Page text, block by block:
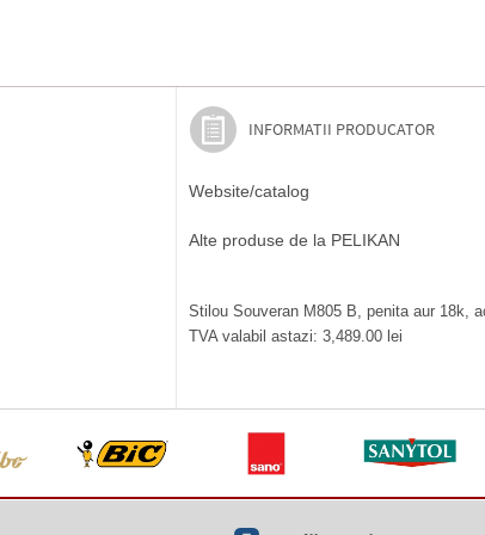
INFORMATII PRODUCATOR
Website/catalog
Alte produse de la PELIKAN
Stilou Souveran M805 B, penita aur 18k,
TVA valabil astazi: 3,489.00 lei